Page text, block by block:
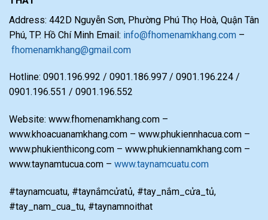
Address: 442D Nguyễn Sơn, Phường Phú Thọ Hoà, Quận Tân
Phú, TP. Hồ Chí Minh Email: info@fhomenamkhang.com –
fhomenamkhang@gmail.com
Hotline: 0901.196.992 / 0901.186.997 / 0901.196.224 /
0901.196.551 / 0901.196.552
Website: www.fhomenamkhang.com –
www.khoacuanamkhang.com – www.phukiennhacua.com –
www.phukienthicong.com – www.phukiennamkhang.com –
www.taynamtucua.com – www.taynamcuatu.com
#taynamcuatu, #taynắmcửatủ, #tay_nắm_cửa_tủ,
#tay_nam_cua_tu, #taynamnoithat